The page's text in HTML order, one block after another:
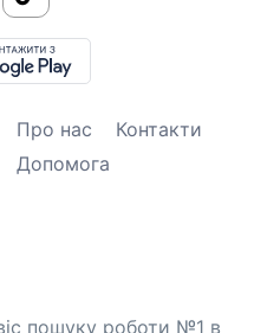
Про нас
Контакти
Допомога
пошуку роботи №1 в